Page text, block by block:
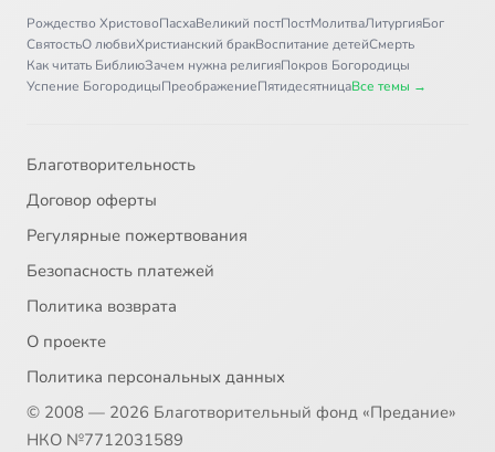
Иоанникий Великий, преподобный
32 Алексий Карпатский, преподобный
Иона Киевский, преподобный
35 Иона, святой пророк
36 Иосиф Оптинский (c)
38 Исаакий, затворник Печерский, преподобный
Рождество ХристовоПасхаВеликий постПостМолитваЛитургияБог
СвятостьО любвиХристианский бракВоспитание детейСмерть
Как читать БиблиюЗачем нужна религияПокров Богородицы
Успение БогородицыПреображениеПятидесятницаВсе темы →
Благотворительность
Договор оферты
Регулярные пожертвования
Безопасность платежей
Политика возврата
О проекте
Политика персональных данных
© 2008 — 2026 Благотворительный фонд «Предание»
НКО №7712031589